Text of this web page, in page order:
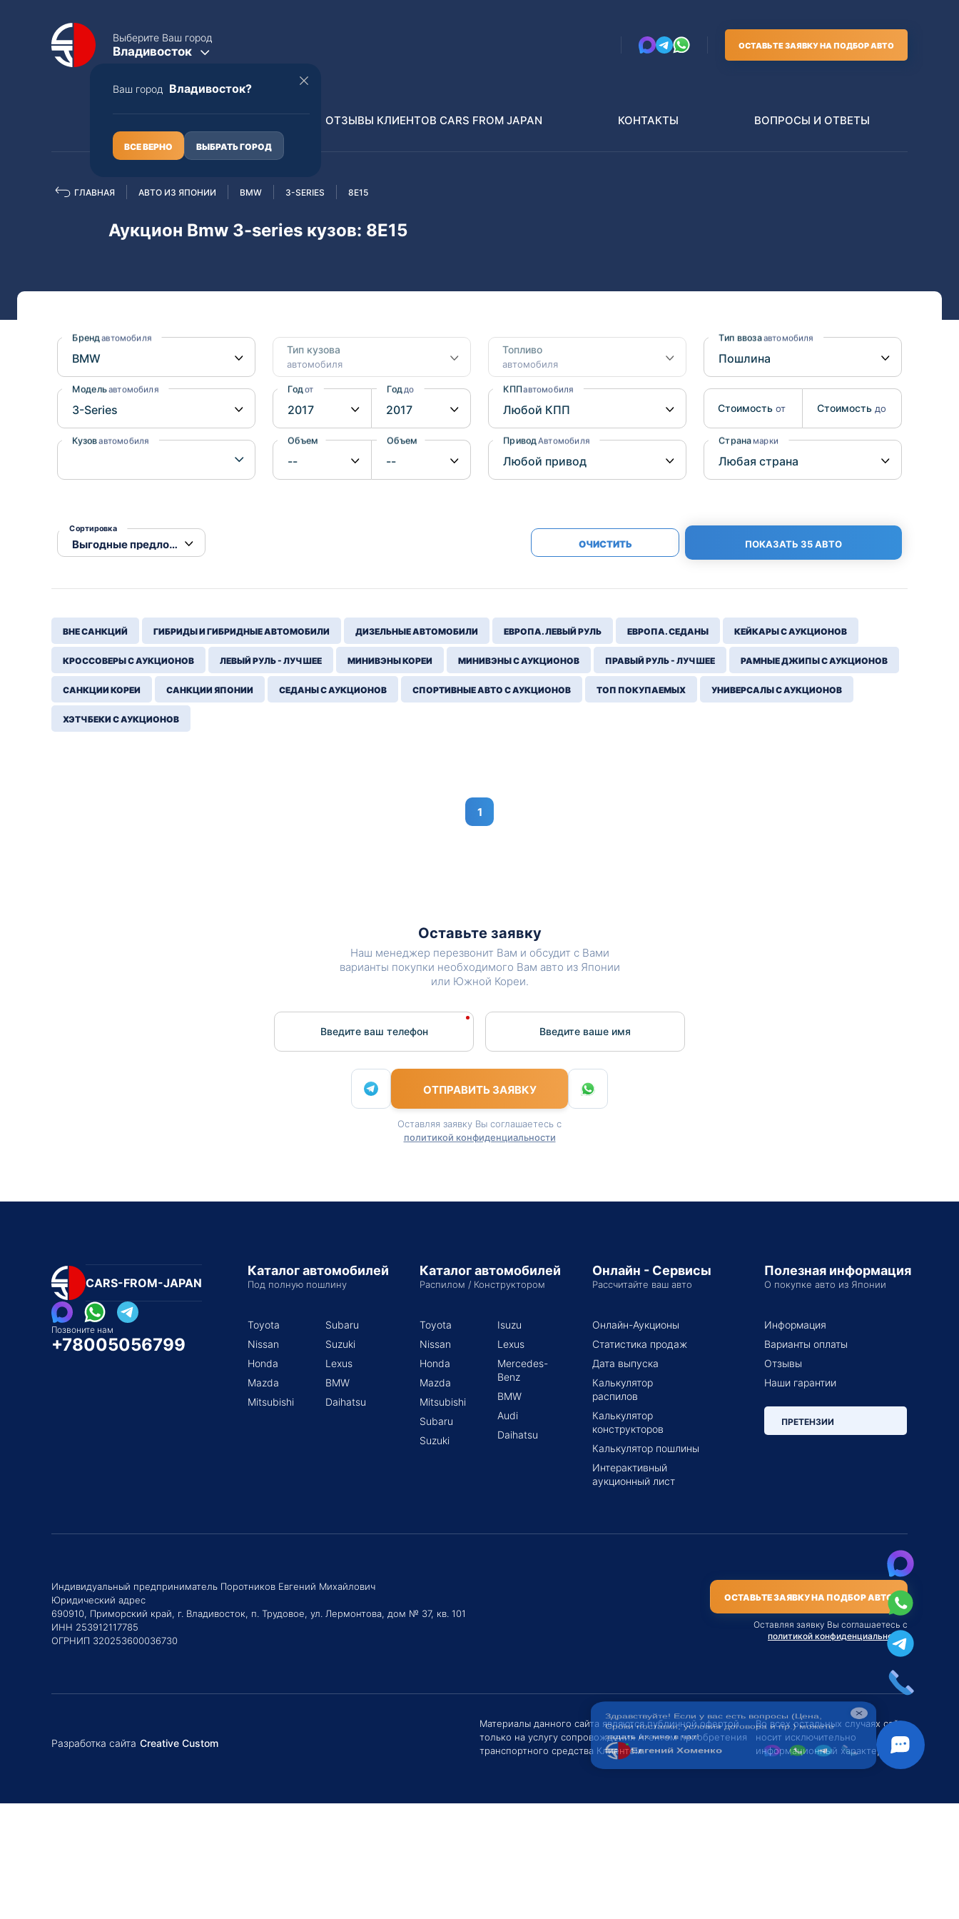
Выберите Ваш город
Владивосток
Ваш город Владивосток?
ВСЕ ВЕРНО ВЫБРАТЬ ГОРОД
ОСТАВЬТЕ ЗАЯВКУ НА ПОДБОР АВТО
Полная пошлина
Nissan
Suzuki
Subaru
Mercedes-Benz
Nissan
Mazda
Mitsubishi
Subaru
Suzuki
Lexus
Audi
Nissan
Mitsubishi
Isuzu
Hino
ОТЗЫВЫ КЛИЕНТОВ CARS FROM JAPAN КОНТАКТЫ ВОПРОСЫ И ОТВЕТЫ
ГЛАВНАЯ АВТО ИЗ ЯПОНИИ BMW 3-SERIES 8E15
Аукцион Bmw 3-series кузов: 8E15
Бренд автомобиля
Модельавтомобиля
Кузовавтомобиля
Тип кузова
автомобиля
Год от Год до
Объем от Объем до
Топливо
автомобиля
КППавтомобиля
Привод Автомобиля
Тип ввозаавтомобиля
Стоимость от Стоимость до
Страна марки
Сортировка
ОЧИСТИТЬ ПОКАЗАТЬ 35 АВТО
ВНЕ САНКЦИЙ ГИБРИДЫ И ГИБРИДНЫЕ АВТОМОБИЛИ ДИЗЕЛЬНЫЕ АВТОМОБИЛИ ЕВРОПА. ЛЕВЫЙ РУЛЬ ЕВРОПА. СЕДАНЫ КЕЙКАРЫ С АУКЦИОНОВ
КРОССОВЕРЫ С АУКЦИОНОВ ЛЕВЫЙ РУЛЬ - ЛУЧШЕЕ МИНИВЭНЫ КОРЕИ МИНИВЭНЫ С АУКЦИОНОВ ПРАВЫЙ РУЛЬ - ЛУЧШЕЕ РАМНЫЕ ДЖИПЫ С АУКЦИОНОВ
САНКЦИИ КОРЕИ САНКЦИИ ЯПОНИИ СЕДАНЫ С АУКЦИОНОВ СПОРТИВНЫЕ АВТО С АУКЦИОНОВ ТОП ПОКУПАЕМЫХ УНИВЕРСАЛЫ С АУКЦИОНОВ
ХЭТЧБЕКИ С АУКЦИОНОВ
1
Оставьте заявку
Наш менеджер перезвонит Вам и обсудит с Вами
варианты покупки необходимого Вам авто из Японии
или Южной Кореи.
Введите ваш телефон Введите вашe имя
ОТПРАВИТЬ ЗАЯВКУ
Оставляя заявку Вы соглашаетесь с
политикой конфиденциальности
CARS-FROM-JAPAN
Позвоните нам
+78005056799
Каталог автомобилей
Под полную пошлину
Toyota
Nissan
Honda
Mazda
Mitsubishi
Subaru
Suzuki
Lexus
BMW
Daihatsu
Каталог автомобилей
Распилом / Конструктором
Toyota
Nissan
Honda
Mazda
Mitsubishi
Subaru
Suzuki
Isuzu
Lexus
Mercedes-
Benz
BMW
Audi
Daihatsu
Онлайн - Сервисы
Рассчитайте ваш авто
Онлайн-Аукционы
Статистика продаж
Дата выпуска
Калькулятор
распилов
Калькулятор
конструкторов
Калькулятор пошлины
Интерактивный
аукционный лист
Полезная информация
О покупке авто из Японии
Информация
Варианты оплаты
Отзывы
Наши гарантии
ПРЕТЕНЗИИ
Индивидуальный предприниматель Поротников Евгений Михайлович
Юридический адрес
690910, Приморский край, г. Владивосток, п. Трудовое, ул. Лермонтова, дом № 37, кв. 101
ИНН 253912117785
ОГРНИП 320253600036730
ОСТАВЬТЕ ЗАЯВКУ НА ПОДБОР АВТО
Оставляя заявку Вы соглашаетесь с
политикой конфиденциальности
Материалы данного сайта являются публичной офертой
только на услугу сопровождения Агентом приобретения
транспортного средства Клиентом.
Во всех остальных случаях сайт
носит исключительно
информационный характер.
Разработка сайта Creative Custom Евгений Хоменко
Здравствуйте! Если у вас есть вопросы (Цена,
задать их мне в чат!